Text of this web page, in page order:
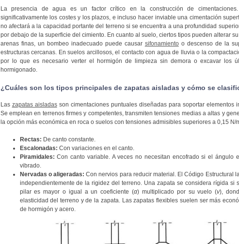
La presencia de agua es un factor crítico en la construcción de
significativamente los costes y los plazos, e incluso hacer inviable una cimentación
no afectará a la capacidad portante del terreno si se encuentra a una profundidad
por debajo de la superficie del cimiento. En cuanto al suelo, ciertos tipos pueden alterar
arenas finas, un bombeo inadecuado puede causar sifonamientoo descenso de la
estructuras cercanas. En suelos arcillosos, el contacto con agua de lluvia o la
por lo que es necesario verter el hormigón de limpieza sin demora o excavar los
hormigonado.
¿Cuáles son los tipos principales de zapatas aisladas y cómo se
Las zapatas aisladasson cimentaciones puntuales diseñadas para soportar elementos
Se emplean en terrenos firmes y competentes, transmiten tensiones medias a altas y
la opción más económica en roca o suelos con tensiones admisibles superiores a 0,15 N/
Rectas: De canto constante.
Escalonadas: Con variaciones en el canto.
Piramidales: Con canto variable. A veces no necesitan encofrado si el ángulo
vibrado.
Nervadas o aligeradas: Con nervios para reducir material. El Código Estructural
independientemente de la rigidez del terreno. Una zapata se considera rígida si
pilar es mayor o igual a un coeficiente (α) multiplicado por su vuelo (v),
elasticidad del terreno y de la zapata. Las zapatas flexibles suelen ser más
de hormigón y acero.